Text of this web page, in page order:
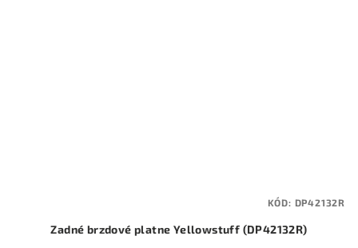
Zadné brzdové platne Yellowstuff (DP42132R)
KÓD: DP42132R